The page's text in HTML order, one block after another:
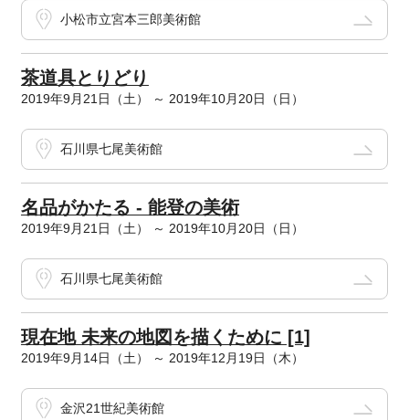
小松市立宮本三郎美術館
茶道具とりどり
2019年9月21日（土） ～ 2019年10月20日（日）
石川県七尾美術館
名品がかたる - 能登の美術
2019年9月21日（土） ～ 2019年10月20日（日）
石川県七尾美術館
現在地 未来の地図を描くために [1]
2019年9月14日（土） ～ 2019年12月19日（木）
金沢21世紀美術館